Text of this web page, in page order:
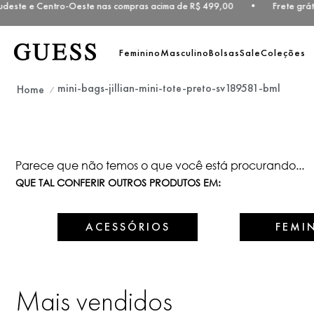
e Centro-Oeste nas compras acima de R$ 499,00 • Frete
FemininoMasculinoBolsasSaleColeções
mini-bags-jillian-mini-tote-preto-sv189581-bml
Parece que não temos o que você está procurando...
QUE TAL CONFERIR OUTROS PRODUTOS EM:
ACESSÓRIOS
Mais vendidos